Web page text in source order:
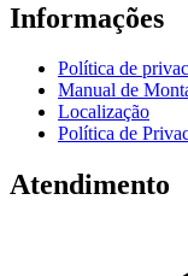
Informações
Política de
Manual de
Localização
Política de
Atendimento